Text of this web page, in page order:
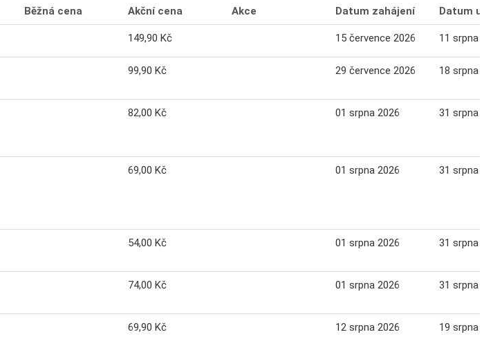
Běžná cena Akční cena Akce Datum zahájení Datum
149,90 Kč 15 července 2026 11 srpna
99,90 Kč 29 července 2026 18 srpna
82,00 Kč 01 srpna 2026 31 srpna
69,00 Kč 01 srpna 2026 31 srpna
54,00 Kč 01 srpna 2026 31 srpna
74,00 Kč 01 srpna 2026 31 srpna
69,90 Kč 12 srpna 2026 19 srpna